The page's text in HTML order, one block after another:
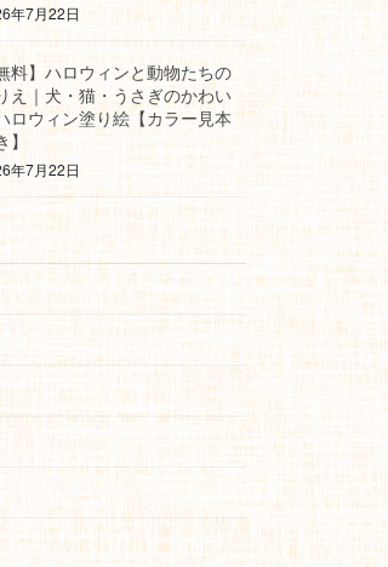
年7月22日
料】ハロウィンと動物たちの
え｜犬・猫・うさぎのかわい
ロウィン塗り絵【カラー見本
】
年7月22日